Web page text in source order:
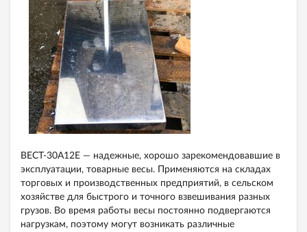
ВЕСТ-30А12Е — надежные, хорошо зарекомендовавшие в
эксплуатации, товарные весы. Применяются на складах
торговых и производственных предприятий, в сельском
хозяйстве для быстрого и точного взвешивания разных
грузов. Во время работы весы постоянно подвергаются
нагрузкам, поэтому могут возникать различные